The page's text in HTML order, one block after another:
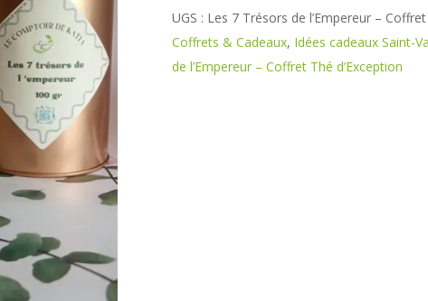
7
Trésors
de
UGS : Les 7 Trésors de l’Empereur –
Coffrets & Cadeaux, Idées cadeaux Saint-
de l’Empereur – Coffret Thé d’Exception